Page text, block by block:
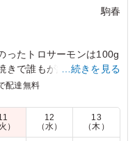
駒春
ったトロサーモンは100g
きで誰もが納得の一品。
上がりください。
のがこの弁当でし
…続きを見る
配達無料
）
12
（水）
13
（木）